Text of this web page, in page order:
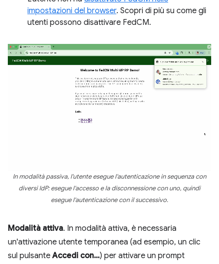
impostazioni del browser. Scopri di più su come gli
utenti possono disattivare FedCM.
In modalità passiva, l'utente esegue l'autenticazione in sequenza con
diversi IdP: esegue l'accesso e la disconnessione con uno, quindi
esegue l'autenticazione con il successivo.
Modalità attiva. In modalità attiva, è necessaria
un'attivazione utente temporanea (ad esempio, un clic
sul pulsanteAccedi con…) per attivare un prompt